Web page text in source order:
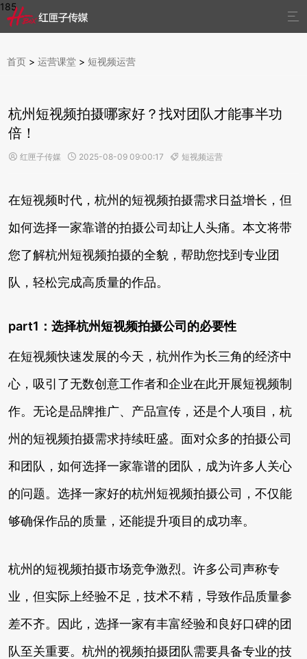
185

首页 > 运营课堂 > 短视频运营
杭州短视频拍摄哪家好？找对团队才能事半功
倍！
 红匣子传媒  2025-08-09 09:00:17  短视频运营
在短视频时代，杭州的短视频拍摄需求日益增长，但
如何选择一家靠谱的拍摄公司却让人头痛。本文将带
您了解杭州短视频拍摄的全貌，帮助您找到专业团
队，轻松完成高质量的作品。
part1：选择杭州短视频拍摄公司的必要性
在短视频快速发展的今天，杭州作为长三角的经济中
心，吸引了无数创意工作者和企业在此开展短视频制
作。无论是品牌推广、产品宣传，还是个人项目，杭
州的短视频拍摄需求持续旺盛。面对众多的拍摄公司
和团队，如何选择一家靠谱的团队，成为许多人关心
的问题。选择一家好的杭州短视频拍摄公司，不仅能
够确保作品的质量，还能提升项目的成功率。
杭州的短视频拍摄市场竞争激烈。许多公司声称专
业，但实际上经验不足，技术不精，导致作品质量参
差不齐。因此，选择一家有丰富经验和良好口碑的团
队至关重要。杭州的视频拍摄团队需要具备专业的技